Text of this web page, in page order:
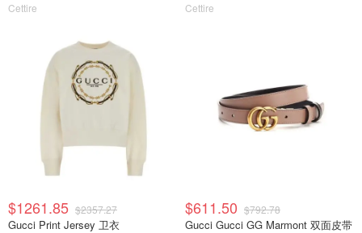
Cettire Cettire
$1261.85 $2357.27
Gucci Print Jersey 卫衣
$611.50 $792.78
Gucci Gucci GG Marmont 双面皮带